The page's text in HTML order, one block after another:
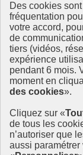
Des cookies
fréquentation
votre accord,
de
tiers (vidéos,
expérience
pendant 6 mois.
moment en
des cookies».
Cliquez sur «
de tous les
n’autoriser que
aussi
enjeux
Dans un contexte
d’échange et de
et porteur de
avec le soutien du
21 juillet 2025 - À